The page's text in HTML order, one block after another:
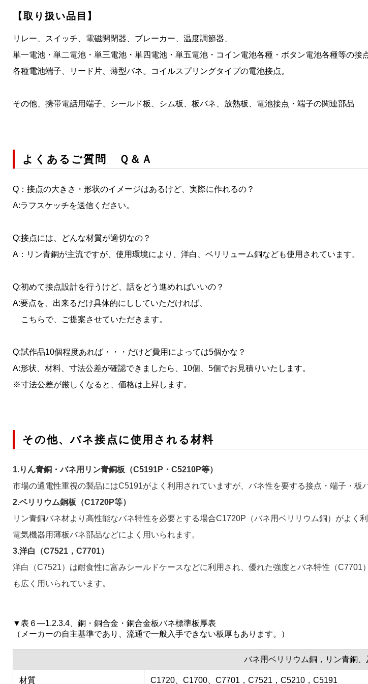
【取り扱い品目 】
リレー、スイッチ、電磁開閉器、ブレーカー、温度調節器、
単一電池・単二電池・単三電池・単四電池・単五電池・コイン電池各種・ボタン電池各種等の接
各種電池端子、リード片、薄型バネ。コイルスプリングタイプの電池接点。
その他、携帯電話用端子、シールド板、シム板、板バネ、放熱板、電池接点・端子の関連部品
よくあるご質問 Ｑ＆Ａ
Q：接点の大きさ・形状のイメージはあるけど、実際に作れるの？
A:ラフスケッチを送信ください。
Q:接点には、どんな材質が適切なの？
A：リン青銅が主流ですが、使用環境により、洋白、ベリリューム銅なども使用されています。
Q:初めて接点設計を行うけど、話をどう進めればいいの？
A:要点を、出来るだけ具体的にししていただければ、
こちらで、ご提案させていただきます。
Q:試作品10個程度あれば・・・だけど費用によっては5個かな？
A:形状、材料、寸法公差が確認できましたら、10個、5個でお見積りいたします。
※寸法公差が厳しくなると、価格は上昇します。
その他、バネ接点に使用される材料
1.りん青銅・バネ用リン青銅板（C5191P・C5210P等）
市場の通電性重視の製品にはC5191がよく利用されていますが、バネ性を要する接点・端子・板
2.ベリリウム銅板（C1720P等）
リン青銅バネ材より高性能なバネ特性を必要とする場合C1720P（バネ用ベリリウム銅）がよく
電気機器用薄板バネ部品などによく用いられます。
3.洋白（C7521，C7701）
洋白（C7521）は耐食性に富みシールドケースなどに利用され、優れた強度とバネ特性（
も広く用いられています。
▼表６―1.2.3.4、銅・銅合金・銅合金板バネ標準板厚表
（メーカーの自主基準であり、流通で一般入手できない板厚もあります。）
バネ用ベリリウム銅，リン青銅
材質 C1720、C1700、C7701，C7521，C5210，C5191